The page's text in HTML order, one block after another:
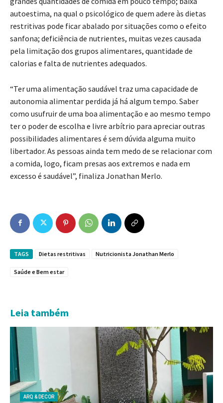
autoestima, na qual o psicológico de quem adere às dietas
restritivas pode ficar abalado por situações como o efeito
sanfona; deficiência de nutrientes, muitas vezes causada
pela limitação dos grupos alimentares, quantidade de
calorias e falta de nutrientes adequados.
“Ter uma alimentação saudável traz uma capacidade de
autonomia alimentar perdida já há algum tempo. Saber
como usufruir de uma boa alimentação e ao mesmo tempo
ter o poder de escolha e livre arbítrio para apreciar outras
possibilidades alimentares é sem dúvida alguma muito
libertador. As pessoas ainda tem medo de se relacionar com
a comida, logo, ficam presas aos extremos e nada em
excesso é saudável”, finaliza Jonathan Merlo.
TAGS Dietas restritivas Nutricionista Jonathan Merlo
Saúde e Bem estar
Leia também
ARQ & DECOR